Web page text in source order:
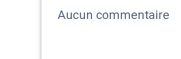
Aucun commentaire